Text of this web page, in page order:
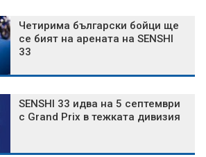
Четирима български бойци ще
се бият на арената на SENSHI
33
SENSHI 33 идва на 5 септември
с Grand Prix в тежката дивизия